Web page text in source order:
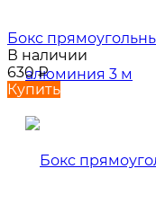
Бокс
В наличии
630₽
Купить